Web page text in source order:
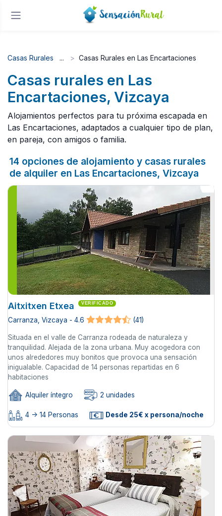
Casas Rurales Casas Rurales en Las Encartaciones
Casas rurales en Las
Encartaciones, Vizcaya
Alojamientos perfectos para tu próxima escapada en
Las Encartaciones, adaptados a cualquier tipo de plan,
en pareja, con amigos o familia.
14 opciones de alojamiento y casas rurales
de alquiler en Las Encartaciones, Vizcaya
Aitxitxen Etxea VERIFICADO
Carranza, Vizcaya - 4.6 (41)
Situada en el valle de Carranza rodeada de naturaleza y
tranquilidad. Alejada de la zona urbana. Muy acogedora con
unos alrededores muy bonitos que provoca una sensación
inigualable. Capacidad de 14 personas repartidas en 6
habitaciones
Alquiler íntegro 2 unidades
4 -> 14 Personas Desde 25€ x persona/noche